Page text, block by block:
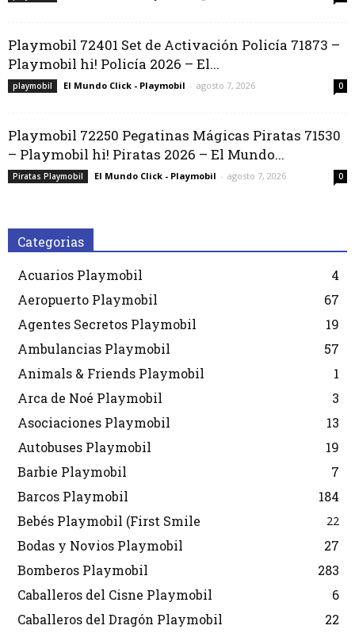
Playmobil 72401 Set de Activación Policía 71873 –
Playmobil hi! Policía 2026 – El...
playmobil El Mundo Click - Playmobil - agosto 7, 2026 0
Playmobil 72250 Pegatinas Mágicas Piratas 71530
– Playmobil hi! Piratas 2026 – El Mundo...
Piratas Playmobil El Mundo Click - Playmobil - agosto 7, 2026 0
Categorias
Acuarios Playmobil
4
Aeropuerto Playmobil
67
Agentes Secretos Playmobil
19
Ambulancias Playmobil
57
Animals & Friends Playmobil
1
Arca de Noé Playmobil
3
Asociaciones Playmobil
13
Autobuses Playmobil
19
Barbie Playmobil
7
Barcos Playmobil
184
Bebés Playmobil (First Smile
22
Bodas y Novios Playmobil
27
Bomberos Playmobil
283
Caballeros del Cisne Playmobil
6
Caballeros del Dragón Playmobil
22